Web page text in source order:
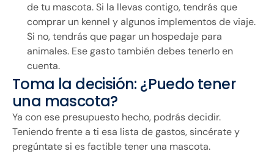
de tu mascota. Si la llevas contigo, tendrás que
comprar un kennel y algunos implementos de viaje.
Si no, tendrás que pagar un hospedaje para
animales. Ese gasto también debes tenerlo en
cuenta.
Toma la decisión: ¿Puedo tener
una mascota?
Ya con ese presupuesto hecho, podrás decidir.
Teniendo frente a ti esa lista de gastos, sincérate y
pregúntate si es factible tener una mascota.